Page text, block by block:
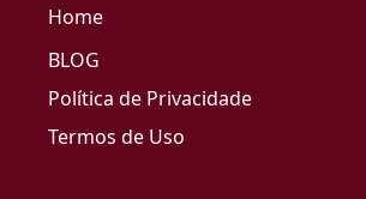
Home
BLOG
Política de Privacidade
Termos de Uso